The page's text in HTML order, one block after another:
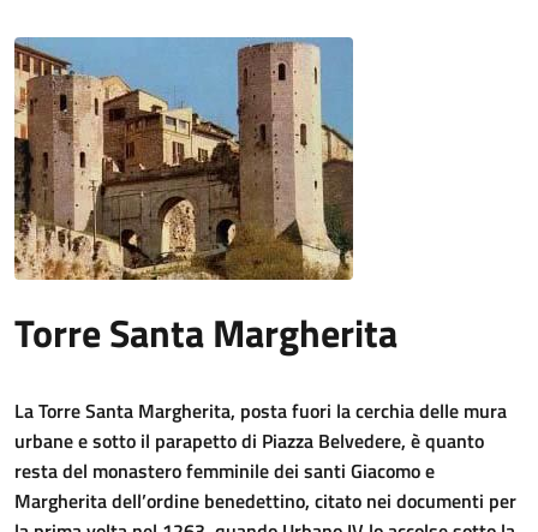
Torre Santa Margherita
La Torre Santa Margherita, posta fuori la cerchia delle mura
urbane e sotto il parapetto di Piazza Belvedere, è quanto
resta del monastero femminile dei santi Giacomo e
Margherita dell’ordine benedettino, citato nei documenti per